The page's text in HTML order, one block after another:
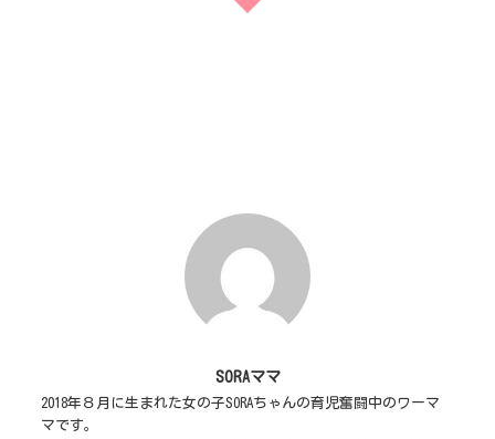
SORAママ
2018年８月に生まれた女の子SORAちゃんの育児奮闘中のワーマ
マです。